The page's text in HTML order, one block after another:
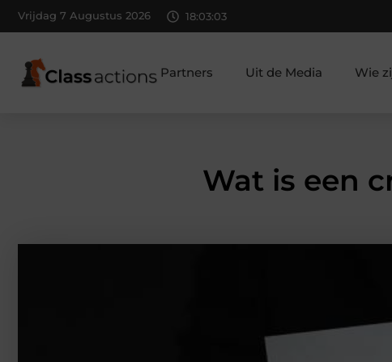
Vrijdag 7 Augustus 2026 18:03:04
Partners Uit de Media Wie
Wat is een